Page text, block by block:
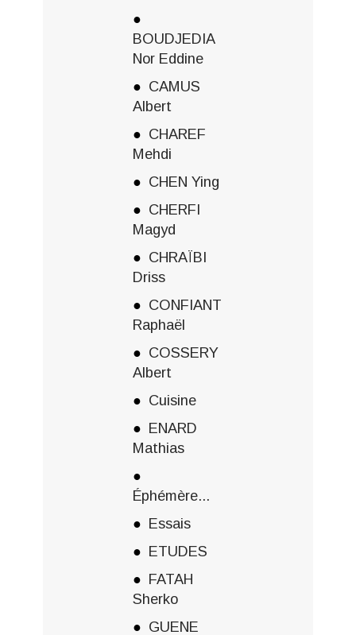
BOUDJEDIA
Nor Eddine
CAMUS
Albert
CHAREF
Mehdi
CHEN Ying
CHERFI
Magyd
CHRAÏBI
Driss
CONFIANT
Raphaël
COSSERY
Albert
Cuisine
ENARD
Mathias
Éphémère...
Essais
ETUDES
FATAH
Sherko
GUENE